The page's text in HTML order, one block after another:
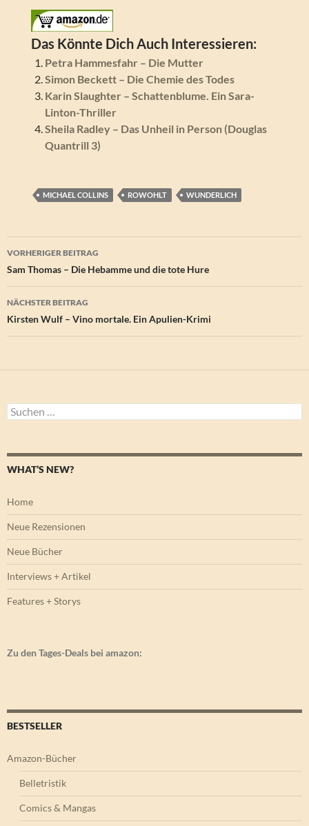
Das Könnte Dich Auch Interessieren:
Petra Hammesfahr – Die Mutter
Simon Beckett – Die Chemie des Todes
Karin Slaughter – Schattenblume. Ein Sara-
Linton-Thriller
Sheila Radley – Das Unheil in Person (Douglas
Quantrill 3)
MICHAEL COLLINS ROWOHLT WUNDERLICH
Beitragsnavigation
VORHERIGER BEITRAG
Sam Thomas – Die Hebamme und die tote Hure
NÄCHSTER BEITRAG
Kirsten Wulf – Vino mortale. Ein Apulien-Krimi
Suchen
nach:
WHAT’S NEW?
Home
Neue Rezensionen
Neue Bücher
Interviews + Artikel
Features + Storys
Zu den Tages-Deals bei amazon:
BESTSELLER
Amazon-Bücher
Belletristik
Comics & Mangas